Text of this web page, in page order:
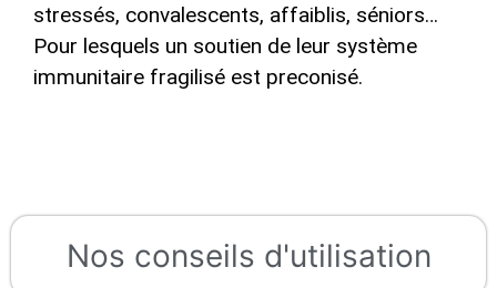
Nos conseils d'utilisation
stressés, convalescents, affaiblis, séniors…
Pour lesquels un soutien de leur système
immunitaire fragilisé est preconisé.